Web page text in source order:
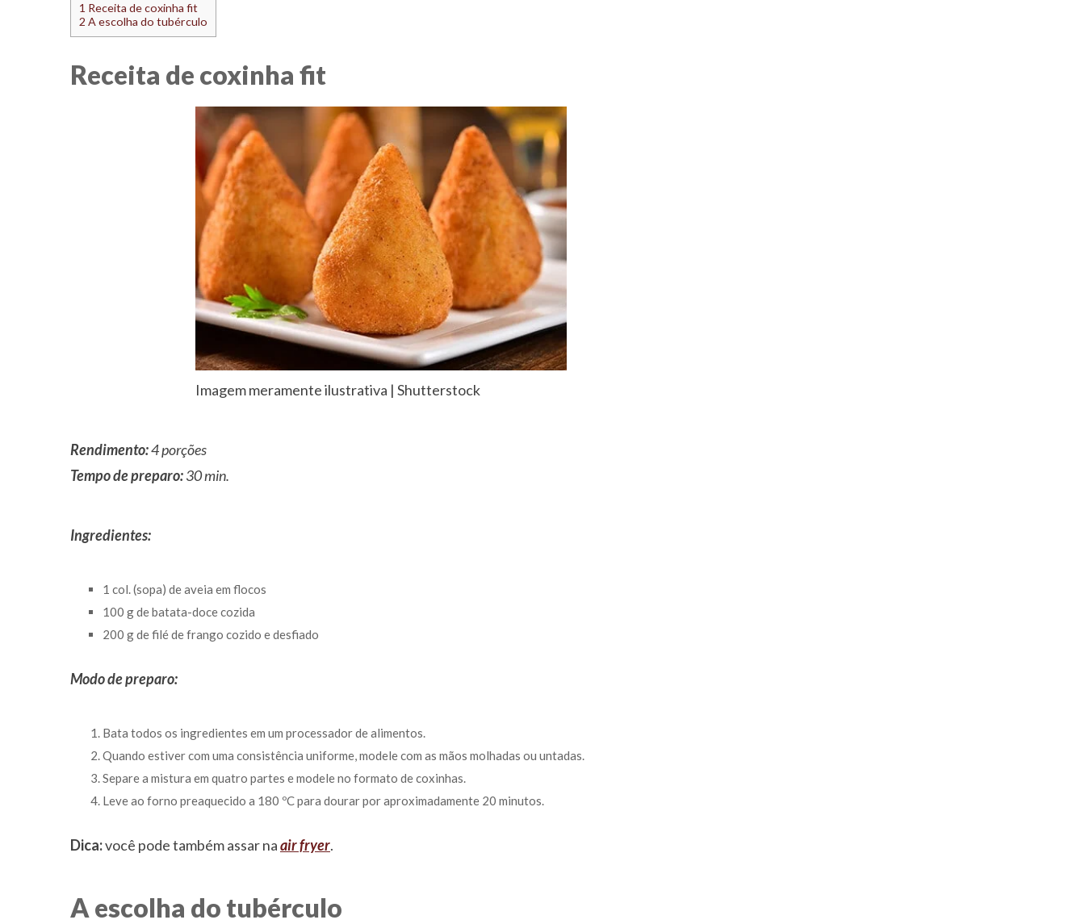
1 Receita de coxinha fit
2 A escolha do tubérculo
Receita de coxinha fit
Imagem meramente ilustrativa | Shutterstock
Rendimento:4 porções
Tempo de preparo:30 min.
Ingredientes:
1 col. (sopa) de aveia em flocos
100 g de batata-doce cozida
200 g de filé de frango cozido e desfiado
Modo de preparo:
Bata todos os ingredientes em um processador de alimentos.
Quando estiver com uma consistência uniforme, modele com as mãos molhadas ou untadas.
Separe a mistura em quatro partes e modele no formato de coxinhas.
Leve ao forno preaquecido a 180 ºC para dourar por aproximadamente 20 minutos.
Dica:você pode também assar naair fryer.
A escolha do tubérculo